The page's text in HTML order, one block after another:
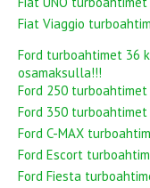
Fiat Viaggio
Ford turboahtimet 36
osamaksulla!!!
Ford 250 turboahtimet
Ford 350 turboahtimet
Ford C-MAX
Ford Escort
Ford Fiesta